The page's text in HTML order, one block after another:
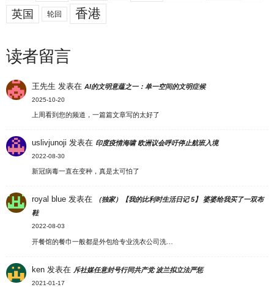
英国 轮回 香港
读者留言
王先生 发表在AI的文明意蕴之一：单一空间的文明症候
2025-10-20
上周看到您的频道，一篇篇文章写的太好了
uslivjunoji 发表在 印度疫情海啸 欧洲议会呼吁停止航班入境
2022-08-30
新冠病毒一直在变种，真是太可怕了
royal blue 发表在
（独家）【我的比利时生活日记 5】 婆婆给我买了一双布
鞋
2022-08-03
开餐馆的餐巾一般都是外包给专业洗衣公司洗…
ken 发表在 斥社媒任意封号行同共产党 波兰拟立法严惩
2021-01-17